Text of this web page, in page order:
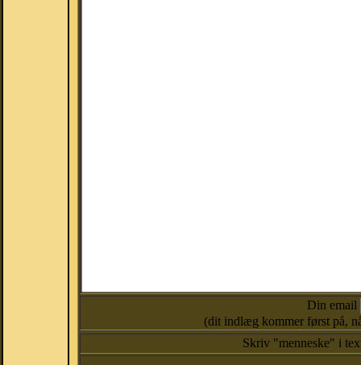
Din email
(dit indlæg kommer først på,
Skriv "menneske" i